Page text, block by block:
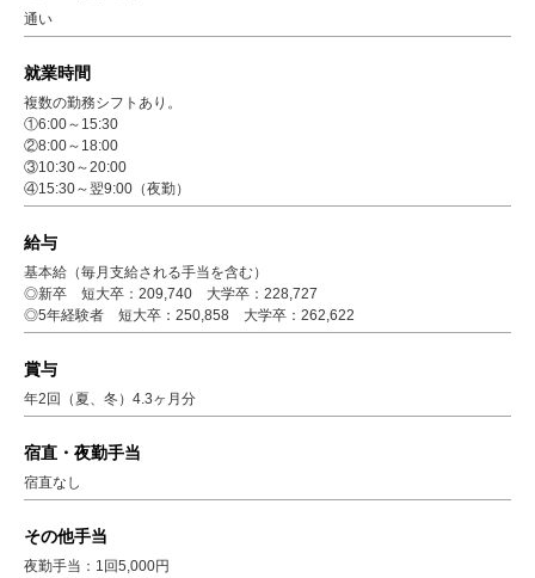
通い
就業時間
複数の勤務シフトあり。
①6:00～15:30
②8:00～18:00
③10:30～20:00
④15:30～翌9:00（夜勤）
給与
基本給（毎月支給される手当を含む）
◎新卒 短大卒：209,740 大学卒：228,727
◎5年経験者 短大卒：250,858 大学卒：262,622
賞与
年2回（夏、冬）4.3ヶ月分
宿直・夜勤手当
宿直なし
その他手当
夜勤手当：1回5,000円